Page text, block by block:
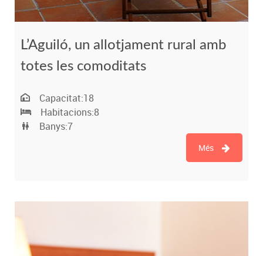
L’Aguiló, un allotjament rural amb
totes les comoditats
Capacitat:18
Habitacions:8
Banys:7
Més